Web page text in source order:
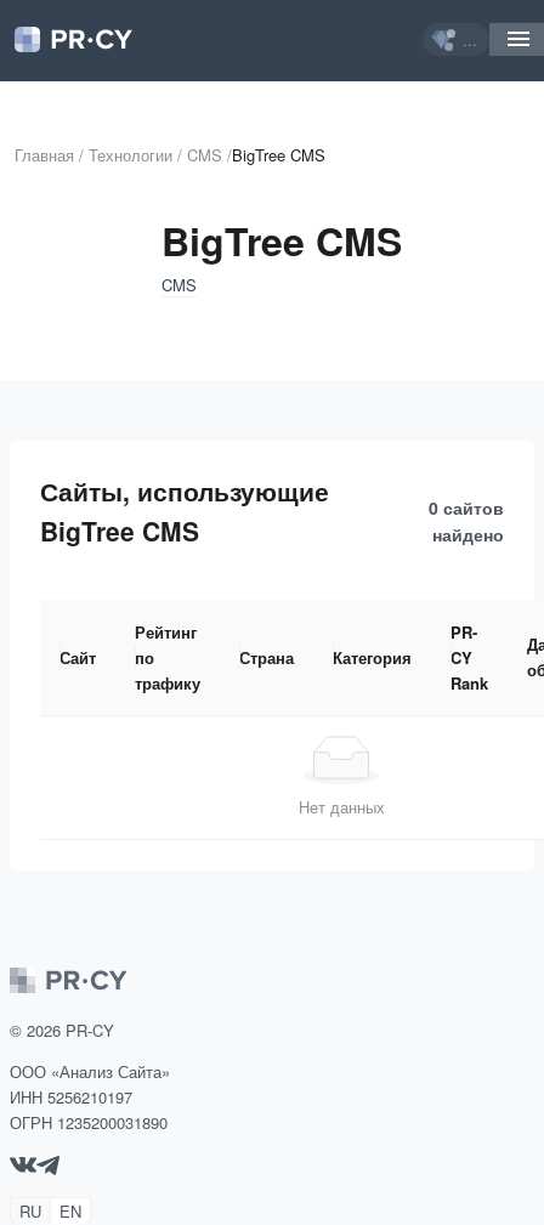
...
Главная / Технологии / CMS /BigTree CMS
BigTree CMS
CMS
Сайты, использующие
BigTree CMS
0 сайтов
найдено
Сайт
Рейтинг
по
трафику
Страна Категория
PR-
CY
Rank
Нет данных
© 2026 PR-CY
ООО «Анализ Сайта»
ИНН 5256210197
ОГРН 1235200031890
RU EN